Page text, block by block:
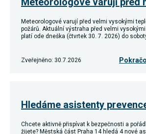
Meteorologové varují před velmi vysokými
požárů. Aktuální výstraha před velmi
platí ode dneška (čtvrtek 30. 7. 2026) do
Zveřejněno: 30.7.2026
Hledáme asistenty
Chcete aktivně přispívat k bezpečnosti a
žijete? Městská část Praha 14 hledá 4 nové